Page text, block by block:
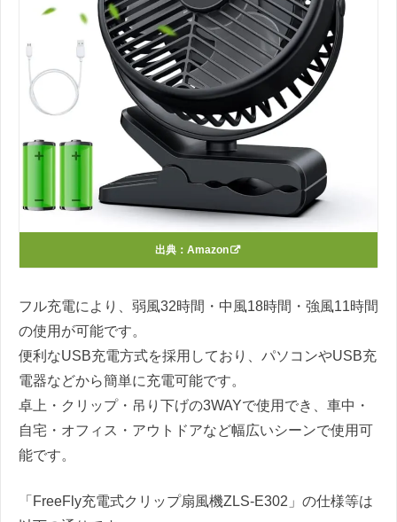
出典： Amazon
フル充電により、弱風32時間・中風18時間・強風11時間
の使用が可能です。
便利なUSB充電方式を採用しており、パソコンやUSB充
電器などから簡単に充電可能です。
卓上・クリップ・吊り下げの3WAYで使用でき、車中・
自宅・オフィス・アウトドアなど幅広いシーンで使用可
能です。
「FreeFly充電式クリップ扇風機ZLS-E302」の仕様等は